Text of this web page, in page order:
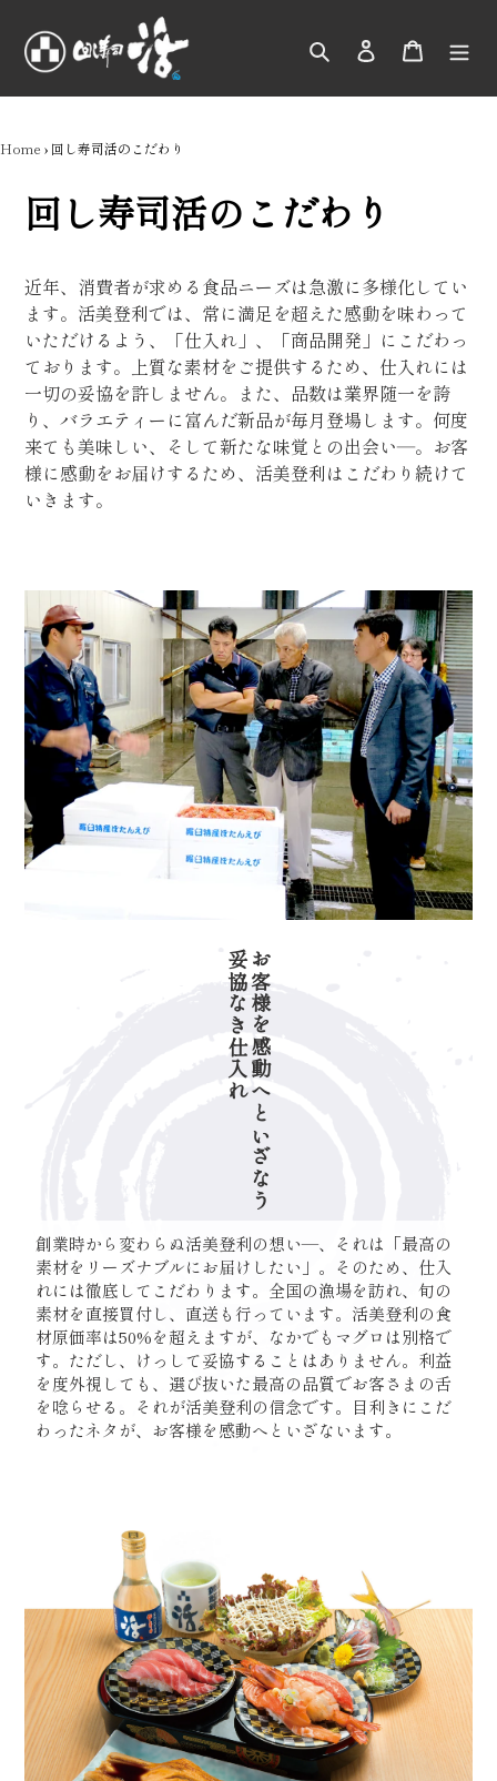
ン
に
検索 ログインカート
Home › 回し寿司活のこだわり
回し寿司活のこだわり
近年、消費者が求める食品ニーズは急激に多様化してい
ます。活美登利では、常に満足を超えた感動を味わって
いただけるよう、「仕入れ」、「商品開発」にこだわっ
ております。上質な素材をご提供するため、仕入れには
一切の妥協を許しません。また、品数は業界随一を誇
り、バラエティーに富んだ新品が毎月登場します。何度
来ても美味しい、そして新たな味覚との出会い―。お客
様に感動をお届けするため、活美登利はこだわり続けて
いきます。
お客様を感動へといざなう
妥協なき仕入れ
創業時から変わらぬ活美登利の想い―、それは「最高の
素材をリーズナブルにお届けしたい」。そのため、仕入
れには徹底してこだわります。全国の漁場を訪れ、旬の
素材を直接買付し、直送も行っています。活美登利の食
材原価率は50%を超えますが、なかでもマグロは別格で
す。ただし、けっして妥協することはありません。利益
を度外視しても、選び抜いた最高の品質でお客さまの舌
を唸らせる。それが活美登利の信念です。目利きにこだ
わったネタが、お客様を感動へといざないます。